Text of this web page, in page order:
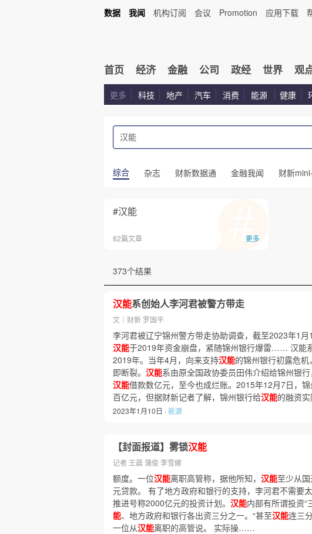
数据 我闻 机构订阅 会议 Promotion 应用下载
首页 经济 金融 公司 政经 世界 观
更多 科技 地产 汽车 消费 能源 健康
综合 杂志 财新数据通 金融我闻 财新
#汉能
82篇文章 更多
373个结果
汉能系创始人李河君被警方带走
文｜财新 罗国平
李河君被辽宁锦州警方带走协助调查，截至2023年1月
汉能于2019年资金崩盘，紧随锦州银行爆雷…… 汉能
2019年。当年4月，向来支持汉能的锦州银行初露危机，
即断裂。 汉能系由原全国政协委员田伟介绍给锦州银
汉能借款数亿元，至今也成烂账。2015年12月7日，
百亿元，但据财新记者了解，锦州银行给汉能的融资
2023年1月10日 · 能源
【封面报道】雾锁汉能
记者 王晨 蒲俊 李雪娜
额度。一位汉能离职高管称，据他所知， 汉能至少从
元贷款。 有了地方政府和银行的支持，李河君不需要
推进号称2000亿元的投资计划。 汉能内部有所谓投资“
能、地方政府和银行各出资三分之一。“甚至汉能连三
一位从汉能离职的高管说。 实际操……